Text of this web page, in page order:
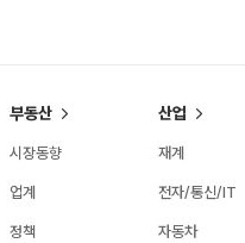
부동산
시장동향
업계
정책
산업
재계
전자/통신/IT
자동차